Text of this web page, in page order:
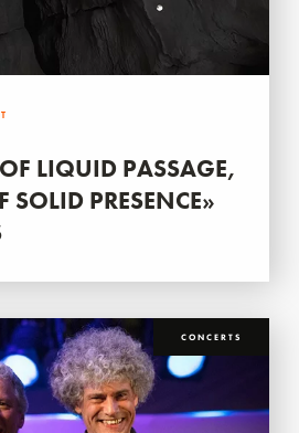
LIQUID PASSAGE,
SOLID PRESENCE»
CONCERTS